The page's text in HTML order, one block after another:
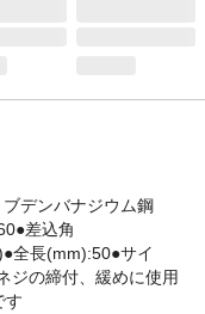
デンバナジウム鋼
差込角
全長(mm):50●サイ
ジの締付、緩めに使用
す